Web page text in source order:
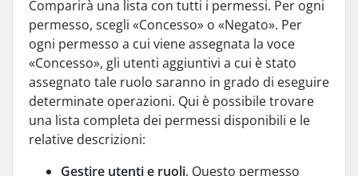
Comparirà una lista con tutti i permessi. Per ogni
permesso, scegli «Concesso» o «Negato». Per
ogni permesso a cui viene assegnata la voce
«Concesso», gli utenti aggiuntivi a cui è stato
assegnato tale ruolo saranno in grado di eseguire
determinate operazioni. Qui è possibile trovare
una lista completa dei permessi disponibili e le
relative descrizioni:
Gestire utenti e ruoli. Questo permesso